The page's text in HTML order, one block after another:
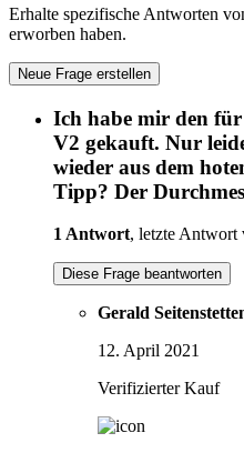
Erhalte spezifische Antworten
erworben haben.
Neue Frage erstellen
Ich habe mir den
V2 gekauft. Nur
wieder aus dem
Tipp? Der
1 Antwort, letzte Antwort
Diese Frage beantworten
Gerald
12. April 2021
Verifizierter Kauf